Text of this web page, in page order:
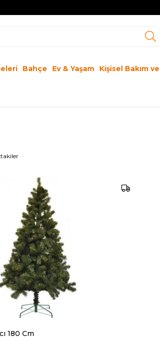
Bahçe Ev & Yaşam Kişisel Bakım
180 Cm